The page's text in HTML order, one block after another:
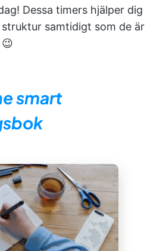
Dessa timers hjälper dig
samtidigt som de är
smart